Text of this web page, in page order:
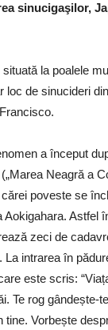
sinucigaşilor,
la poalele
loc de sinucideri
a început
Neagră a
poveste se
Aokigahara. Astfel
zeci de
. La intrarea în
este scris:
Te rog gândește-
Vorbește